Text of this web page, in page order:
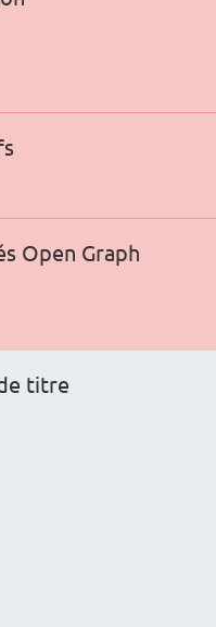
Open Graph
titre